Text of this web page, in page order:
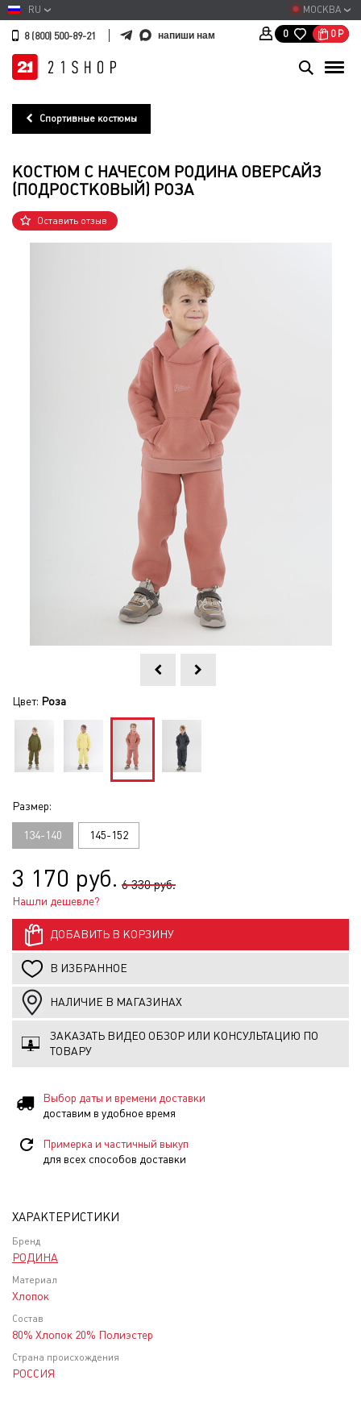
МОСКВА
RU
8 (800) 500-89-21 напиши нам 0 0 Р
Спортивные костюмы
КОСТЮМ С НАЧЕСОМ РОДИНА ОВЕРСАЙЗ
(ПОДРОСТКОВЫЙ) РОЗА
Оставить отзыв
Цвет: Роза
Размер:
134-140 145-152
3 170 руб. 6 330 руб.
Нашли дешевле?
ДОБАВИТЬ В КОРЗИНУ
В ИЗБРАННОЕ
НАЛИЧИЕ В МАГАЗИНАХ
ЗАКАЗАТЬ ВИДЕО ОБЗОР ИЛИ КОНСУЛЬТАЦИЮ ПО
ТОВАРУ
Выбор даты и времени доставки
доставим в удобное время
Примерка и частичный выкуп
для всех способов доставки
ХАРАКТЕРИСТИКИ
Бренд
РОДИНА
Материал
Хлопок
Состав
80% Хлопок 20% Полиэстер
Страна происхождения
РОССИЯ